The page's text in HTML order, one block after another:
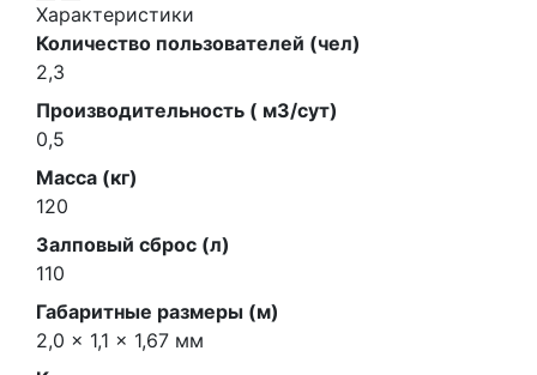
Характеристики
Количество пользователей (чел)
2,3
Производительность ( м3/сут)
0,5
Масса (кг)
120
Залповый сброс (л)
110
Габаритные размеры (м)
2,0 × 1,1 × 1,67 мм